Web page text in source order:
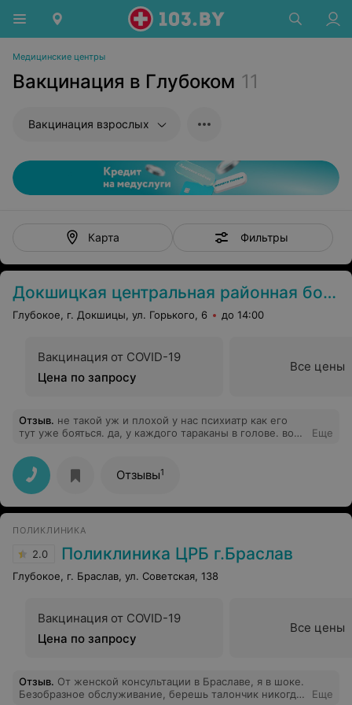
Медицинские центры
Вакцинация в Глубоком 11
Вакцинация взрослых
Карта Фильтры
Докшицкая центральная районная больница
Глубокое, г. Докшицы, ул. Горького, 6 до 14:00
Вакцинация от COVID-19
Цена по запросу
Все цены
Отзыв. не такой уж и плохой у нас психиатр как его
тут уже бояться. да, у каждого тараканы в голове. вот
сегодня, вышла с улыбкой!
Еще
Отзывы1
ПОЛИКЛИНИКА
2.0 Поликлиника ЦРБ г.Браслав
Глубокое, г. Браслав, ул. Советская, 138
Вакцинация от COVID-19
Цена по запросу
Все цены
Отзыв. От женской консультации в Браславе, я в шоке.
Безобразное обслуживание, берешь талончик никогда
Еще